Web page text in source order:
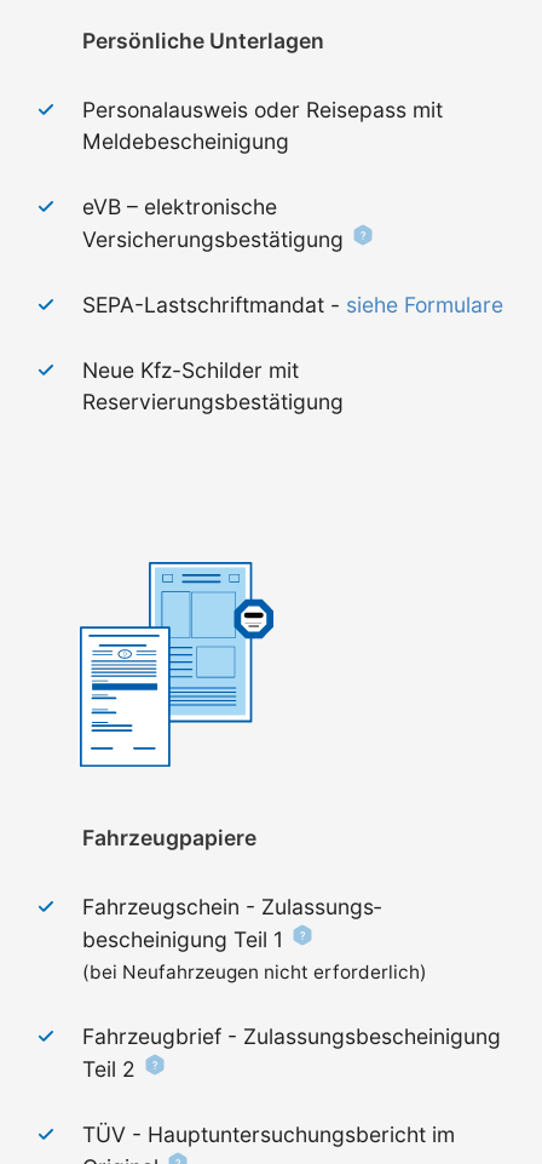
Persönliche Unterlagen
Personalausweis oder Reisepass mit
Meldebescheinigung
eVB – elektronische
Versicherungsbestätigung
SEPA-Lastschriftmandat - siehe Formulare
Neue Kfz-Schilder mit
Reservierungsbestätigung
Fahrzeugpapiere
Fahrzeugschein - Zulassungs­
bescheinigung Teil 1
(bei Neufahrzeugen nicht erforderlich)
Fahrzeugbrief - Zulassungs­bescheinigung
Teil 2
TÜV - Haupt­untersuchungs­bericht im